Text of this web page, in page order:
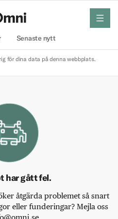
Senaste nytt
meny
för dina data på denna webbplats.
har gått fel.
åtgärda problemet så snart
eller funderingar? Mejla oss